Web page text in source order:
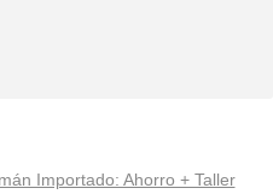
Importado: Ahorro + Taller